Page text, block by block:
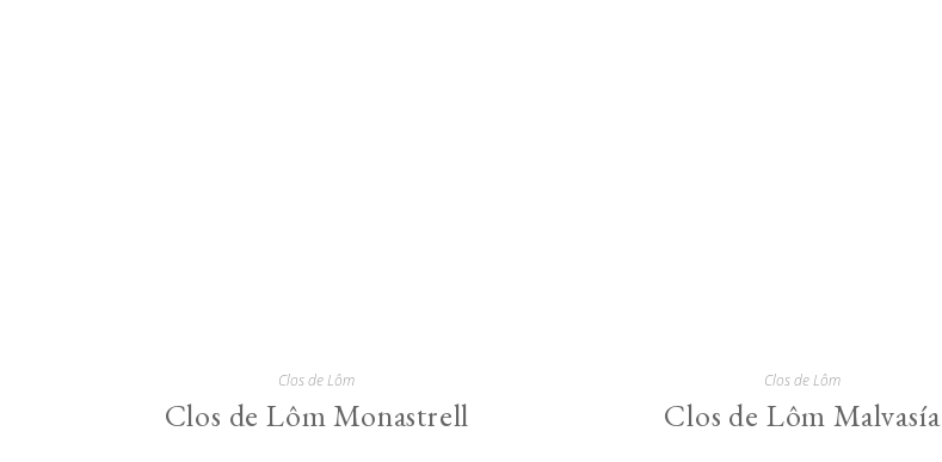
Clos de Lôm
Clos de Lôm Monastrell
Clos de Lôm
Clos de Lôm Malvasía